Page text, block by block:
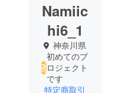
Namiic
hi6_1
神奈川県
初めてのプ
ロジェクト
です
特定商取引